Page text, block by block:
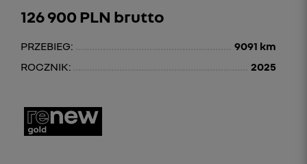
126 900 PLN brutto
PRZEBIEG:
9091 km
ROCZNIK:
2025